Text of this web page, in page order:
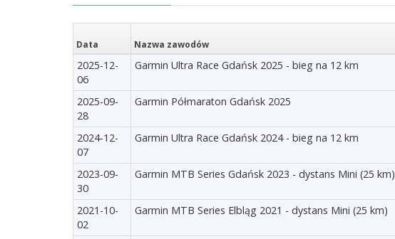
Data Nazwa zawodów
2025-12-
06
Garmin Ultra Race Gdańsk 2025 - bieg na 12 km
2025-09-
28
Garmin Półmaraton Gdańsk 2025
2024-12-
07
Garmin Ultra Race Gdańsk 2024 - bieg na 12 km
2023-09-
30
Garmin MTB Series Gdańsk 2023 - dystans Mini (25 km)
2021-10-
02
Garmin MTB Series Elbląg 2021 - dystans Mini (25 km)